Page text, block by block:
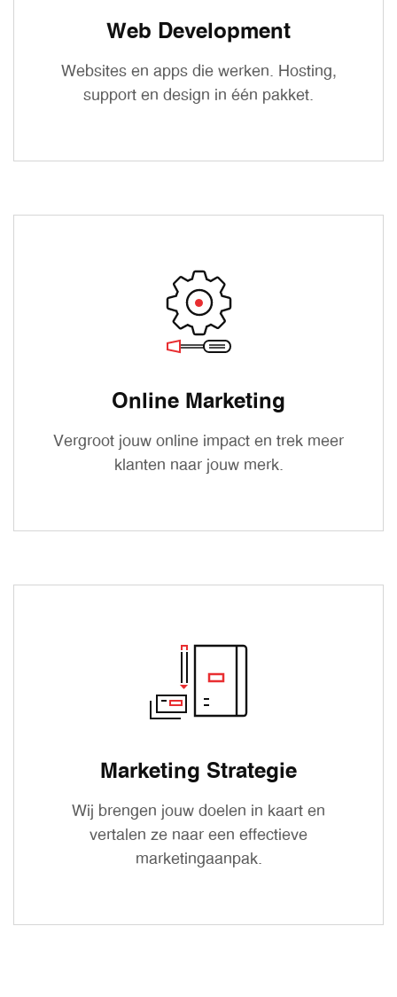
Web Development
Websites en apps die werken. Hosting,
support en design in één pakket.
Online Marketing
Vergroot jouw online impact en trek meer
klanten naar jouw merk.
Marketing Strategie
Wij brengen jouw doelen in kaart en
vertalen ze naar een effectieve
marketingaanpak.